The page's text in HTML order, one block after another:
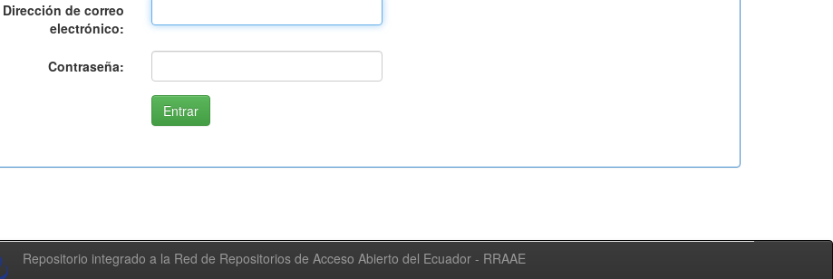
Dirección de correo
electrónico:
Contraseña:
Repositorio integrado a la Red de Repositorios de Acceso Abierto del Ecuador - RRAAE